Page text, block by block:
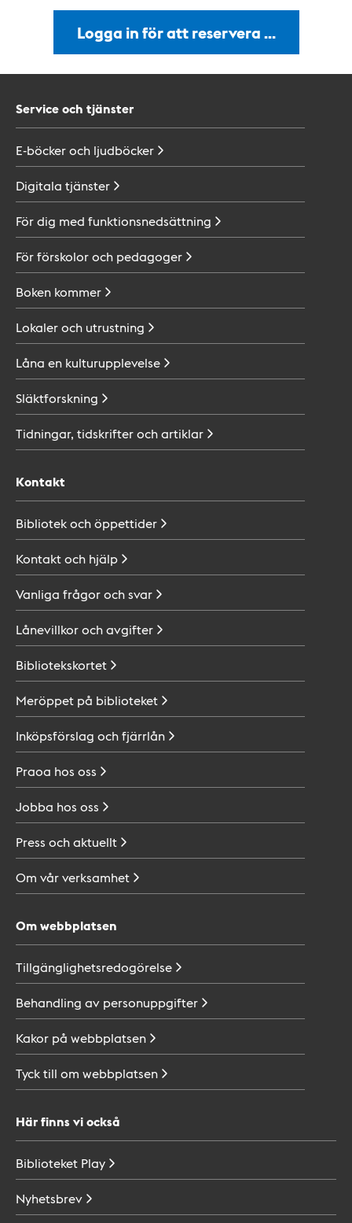
Logga in för att reservera …
Service och tjänster
E-böcker och ljudböcker
Digitala tjänster
För dig med funktionsnedsättning
För förskolor och pedagoger
Boken kommer
Lokaler och utrustning
Låna en kulturupplevelse
Släktforskning
Tidningar, tidskrifter ochartiklar
Kontakt
Bibliotek ochöppettider
Kontakt och hjälp
Vanliga frågor ochsvar
Lånevillkor ochavgifter
Bibliotekskortet
Meröppet på biblioteket
Inköpsförslag ochfjärrlån
Praoa hos oss
Jobba hos oss
Press ochaktuellt
Om vårverksamhet
Om webbplatsen
Tillgänglighetsredogörelse
Behandling av personuppgifter
Kakor på webbplatsen
Tyck till om webbplatsen
Här finns vi också
Biblioteket Play
Nyhetsbrev